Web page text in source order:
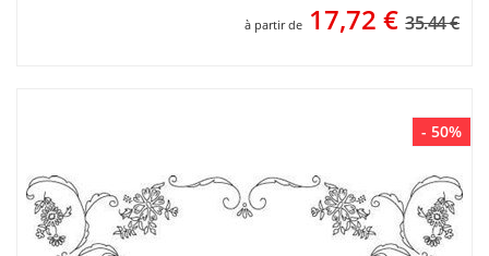
à partir de 17,72 € 35.44 €
- 50%